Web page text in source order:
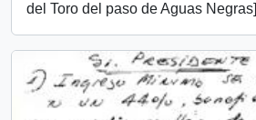
del Toro del paso de Aguas Negras]